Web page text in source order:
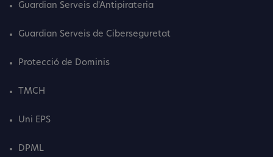
Guardian Serveis d'Antipirateria
Guardian Serveis de Ciberseguretat
Protecció de Dominis
TMCH
Uni EPS
DPML